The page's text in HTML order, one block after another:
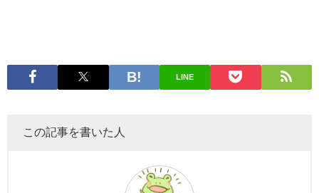
LINE
この記事を書いた人